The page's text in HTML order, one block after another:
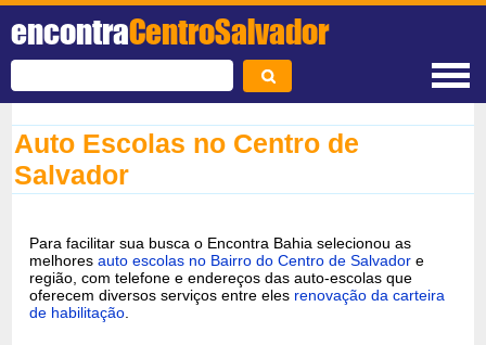
encontraCentroSalvador
Auto Escolas no Centro de
Salvador
Para facilitar sua busca o Encontra Bahia selecionou as
melhoresauto escolas no Bairro do Centro de Salvador e
região, com telefone e endereços das auto-escolas que
oferecem diversos serviços entre eles renovação da carteira
de habilitação